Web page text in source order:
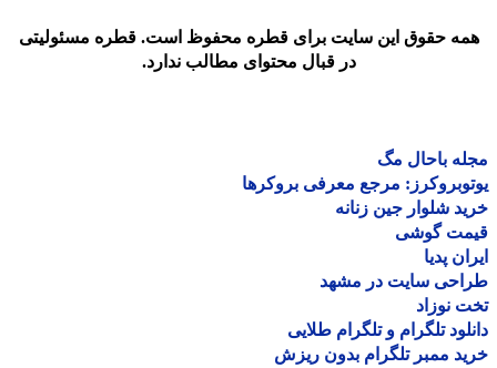
حقوق این سایت برای قطره محفوظ است. قطره مسئولیتی
در قبال محتوای مطالب ندارد.
باحال مگ
مرجع معرفی بروکرها
شلوار جین زنانه
گوشی
پدیا
سایت در مشهد
نوزاد
تلگرام و تلگرام طلایی
ممبر تلگرام بدون ریزش